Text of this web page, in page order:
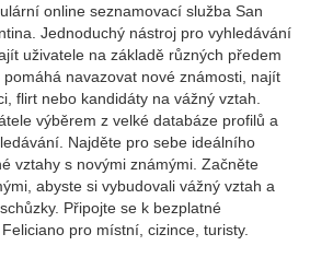
online seznamovací služba San
Jednoduchý nástroj pro vyhledávání
uživatele na základě různých předem
navazovat nové známosti, najít
flirt nebo kandidáty na vážný vztah.
výběrem z velké databáze profilů a
Najděte pro sebe ideálního
vztahy s novými známými. Začněte
abyste si vybudovali vážný vztah a
Připojte se k bezplatné
pro místní, cizince, turisty.